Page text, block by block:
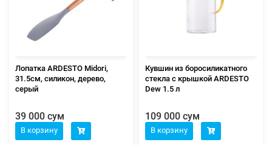
Лопатка ARDESTO Midori,
31.5см, силикон, дерево,
серый
39 000 сум
В корзину
Кувшин из боросиликатного
стекла с крышкой ARDESTO
Dew 1.5 л
109 000 сум
В корзину